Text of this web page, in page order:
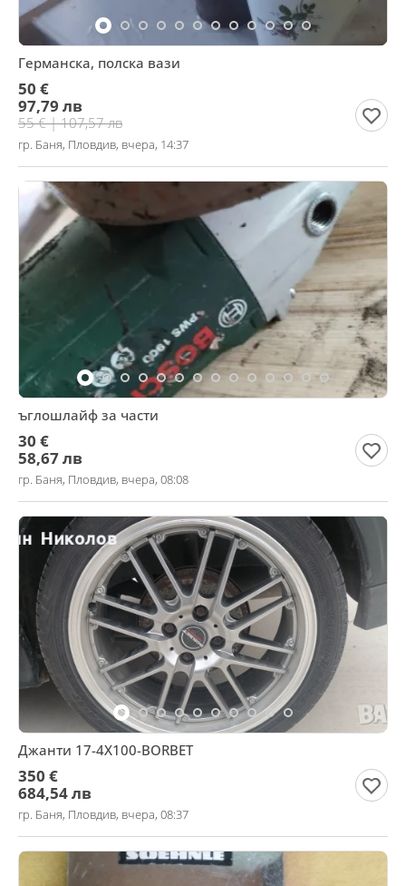
Германска, полска вази
50 €
97,79 лв
55 € | 107,57 лв
гр. Баня, Пловдив, вчера, 14:37
ъглошлайф за части
30 €
58,67 лв
гр. Баня, Пловдив, вчера, 08:08
Джанти 17-4X100-BORBET
350 €
684,54 лв
гр. Баня, Пловдив, вчера, 08:37